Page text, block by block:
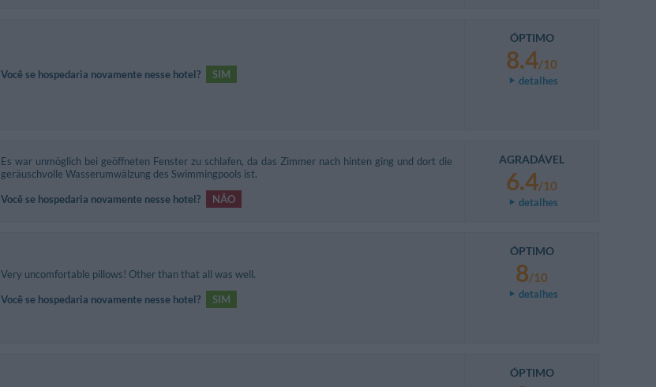
Você se hospedaria novamente nesse hotel? SIM
ÓPTIMO
8.4/10
detalhes
Es war unmöglich bei geöffneten Fenster zu schlafen, da das Zimmer nach hinten ging und dort die
geräuschvolle Wasserumwälzung des Swimmingpools ist.
Você se hospedaria novamente nesse hotel?
NÃO
AGRADÁVEL
6.4/10
detalhes
Very uncomfortable pillows! Other than that all was well.
Você se hospedaria novamente nesse hotel?
SIM
ÓPTIMO
8/10
detalhes
ÓPTIMO